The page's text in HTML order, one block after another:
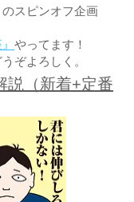
のスピンオフ企画
やってます！
ぞよろしく。
説（新着+定番